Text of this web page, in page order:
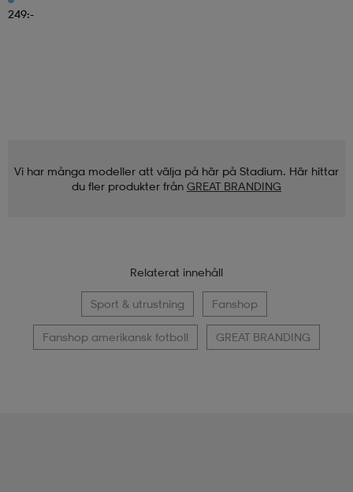
249:-
Vi har många modeller att välja på här på Stadium. Här hittar
du fler produkter från GREAT BRANDING
Relaterat innehåll
Sport & utrustning Fanshop
Fanshop amerikansk fotboll GREAT BRANDING